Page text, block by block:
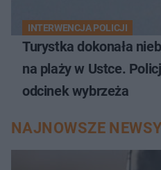
INTERWENCJA POLICJI
Turystka dokonała
na plaży w Ustce.
odcinek wybrzeża
NAJNOWSZE